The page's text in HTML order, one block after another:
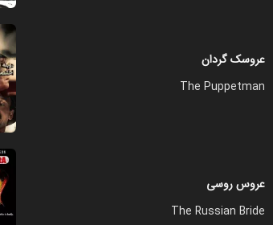
عروسک گردان
The Puppetman
عروس روسی
The Russian Bride